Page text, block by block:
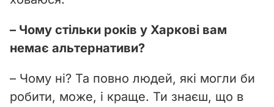
– Чому стільки років у Харкові вам
немає альтернативи?
– Чому ні? Та повно людей, які могли би
робити, може, і краще. Ти знаєш, що в